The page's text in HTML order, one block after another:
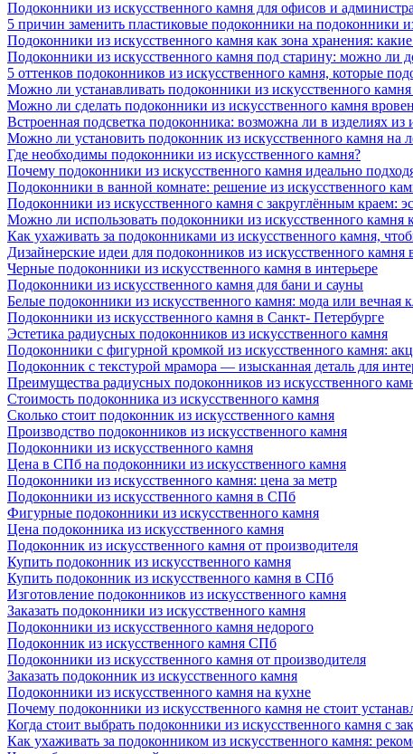
Подоконники из искусственного камня для офисов и
5 причин заменить пластиковые подоконники на подоконники
Подоконники из искусственного камня как зона хранения:
Подоконники из искусственного камня под старину: можно ли
5 оттенков подоконников из искусственного камня, которые
Можно ли устанавливать подоконники из искусственного
Можно ли сделать подоконники из искусственного камня
Встроенная подсветка подоконника: возможна ли в изделиях из
Можно ли установить подоконник из искусственного камня на
Где необходимы подоконники из искусственного камня?
Почему подоконники из искусственного камня идеально
Подоконники в ванной комнате: решение из искусственного
Подоконники из искусственного камня с закруглённым краем:
Можно ли использовать подоконники из искусственного камня
Как ухаживать за подоконниками из искусственного камня,
Дизайнерские идеи для подоконников из искусственного камня
Черные подоконники из искусственного камня в интерьере
Подоконники из искусственного камня для бани и сауны
Белые подоконники из искусственного камня: мода или вечная
Подоконники из искусственного камня в Санкт- Петербурге
Эстетика радиусных подоконников из искусственного камня
Подоконники с фигурной кромкой из искусственного камня:
Подоконник с текстурой мрамора — изысканная деталь для
Преимущества радиусных подоконников из искусственного
Стоимость подоконника из искусственного камня
Сколько стоит подоконник из искусственного камня
Производство подоконников из искусственного камня
Подоконники из искусственного камня
Цена в СПб на подоконники из искусственного камня
Подоконники из искусственного камня: цена за метр
Подоконники из искусственного камня в СПб
Фигурные подоконники из искусственного камня
Цена подоконника из искусственного камня
Подоконник из искусственного камня от производителя
Купить подоконник из искусственного камня
Купить подоконник из искусственного камня в СПб
Изготовление подоконников из искусственного камня
Заказать подоконники из искусственного камня
Подоконники из искусственного камня недорого
Подоконник из искусственного камня СПб
Подоконники из искусственного камня от производителя
Заказать подоконник из искусственного камня
Подоконники из искусственного камня на кухне
Почему подоконники из искусственного камня не стоит
Когда стоит выбрать подоконники из искусственного камня с
Как ухаживать за подоконником из искусственного камня: